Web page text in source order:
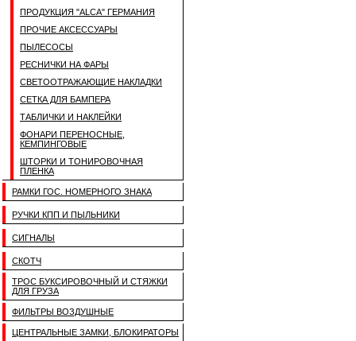
ПРОДУКЦИЯ "ALCA" ГЕРМАНИЯ
ПРОЧИЕ АКСЕССУАРЫ
ПЫЛЕСОСЫ
РЕСНИЧКИ НА ФАРЫ
СВЕТООТРАЖАЮЩИЕ НАКЛАДКИ
СЕТКА ДЛЯ БАМПЕРА
ТАБЛИЧКИ И НАКЛЕЙКИ
ФОНАРИ ПЕРЕНОСНЫЕ,
КЕМПИНГОВЫЕ
ШТОРКИ И ТОНИРОВОЧНАЯ
ПЛЕНКА
РАМКИ ГОС. НОМЕРНОГО ЗНАКА
РУЧКИ КПП И ПЫЛЬНИКИ
СИГНАЛЫ
СКОТЧ
ТРОС БУКСИРОВОЧНЫЙ И СТЯЖКИ
ДЛЯ ГРУЗА
ФИЛЬТРЫ ВОЗДУШНЫЕ
ЦЕНТРАЛЬНЫЕ ЗАМКИ, БЛОКИРАТОРЫ